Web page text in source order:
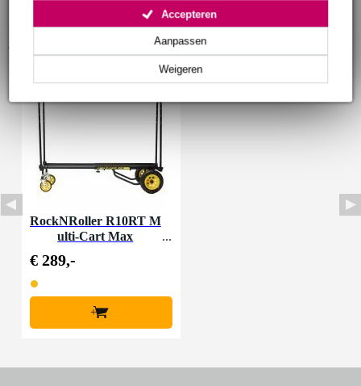
Weigeren
Aanpassen
Accepteren
RockNRoller R10RT M
ulti-Cart Max
€ 289,-
+